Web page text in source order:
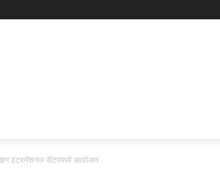
इंटरनॅशनल सेंटरमध्ये आयोजन